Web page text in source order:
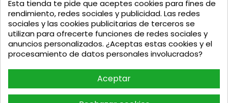
Podria interesarte
-2%
Esta tienda te pide que aceptes cookies para fines de
rendimiento, redes sociales y publicidad. Las redes
sociales y las cookies publicitarias de terceros se
utilizan para ofrecerte funciones de redes sociales y
anuncios personalizados. ¿Aceptas estas cookies y el
procesamiento de datos personales involucrados?
Aceptar